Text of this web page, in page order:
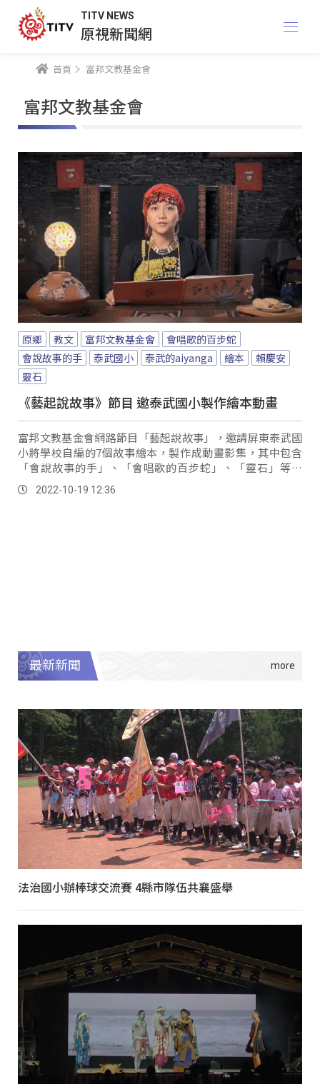
TITV NEWS
原視新聞網
首頁 富邦文教基金會
富邦文教基金會
原鄉 教文 富邦文教基金會
會唱歌的百步蛇
會說故事的手
泰武國小 泰武的aiyanga 繪本
賴慶安
靈石
《藝起說故事》節目 邀泰武國小製作繪本動畫
富邦文教基金會網路節目「藝起說故事」，邀請屏東泰武國
小將學校自編的7個故事繪本，製作成動畫影集，其中包含
「會說故事的手」、「會唱歌的百步蛇」、「靈石」等創
作，並召集學校師生、家長一起投入說書，讓故事角...。
2022-10-19 12:36
最新新聞
法治國小辦棒球交流賽 4縣市隊伍共襄盛舉